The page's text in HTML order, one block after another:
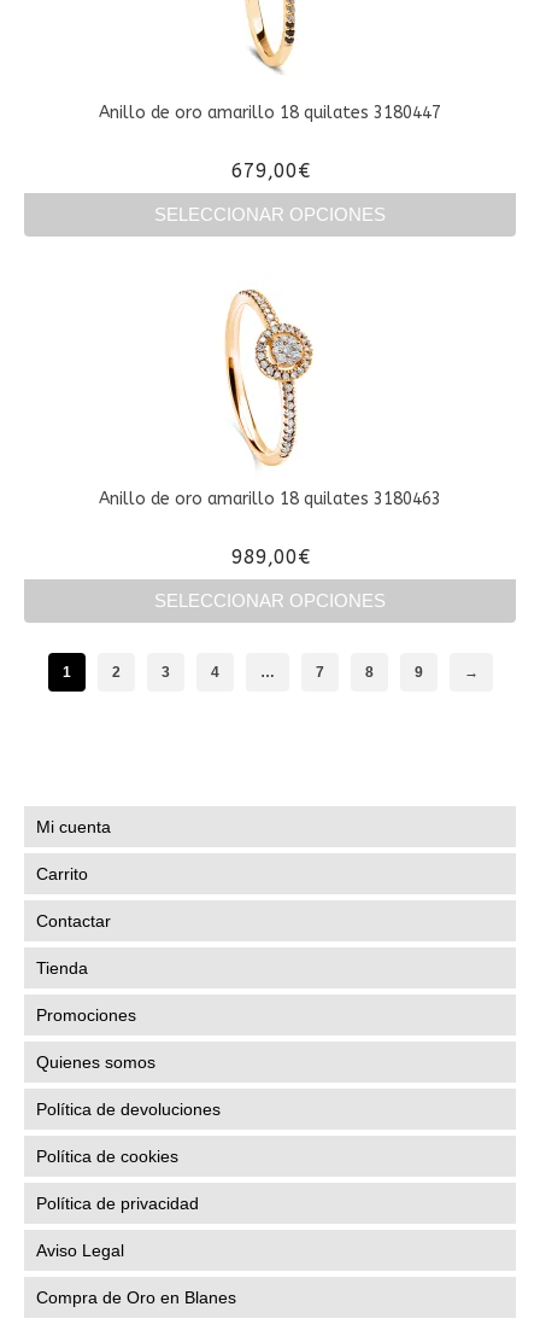
opciones
se
pueden
elegir
en
de
producto
Anillo de oro amarillo 18 quilates 3180447
679,00€
SELECCIONAR OPCIONES
múltiples
variantes.
Las
opciones
se
pueden
elegir
en
de
producto
Anillo de oro amarillo 18 quilates 3180463
989,00€
SELECCIONAR OPCIONES
tiene
se
elegir
la
de
1 2 3 4 … 7 8 9 →
Mi cuenta
Carrito
Contactar
Tienda
Promociones
Quienes somos
Política de devoluciones
Política de cookies
Política de privacidad
Aviso Legal
Compra de Oro en Blanes